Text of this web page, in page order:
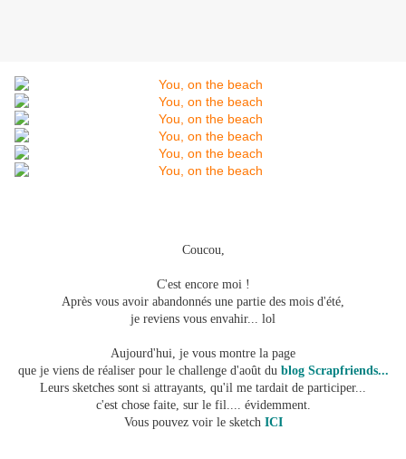
Coucou,
C'est encore moi !
Après vous avoir abandonnés une partie des mois d'été,
je reviens vous envahir... lol
Aujourd'hui, je vous montre la page
que je viens de réaliser pour le challenge d'août du blog Scrapfriends...
Leurs sketches sont si attrayants, qu'il me tardait de participer...
c'est chose faite, sur le fil.... évidemment.
Vous pouvez voir le sketch ICI